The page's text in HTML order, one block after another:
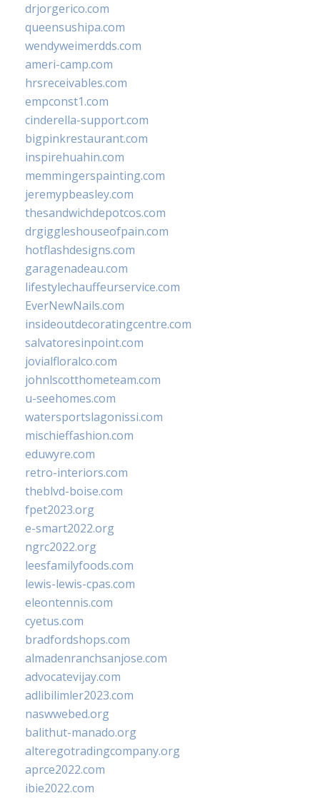
drjorgerico.com
queensushipa.com
wendyweimerdds.com
ameri-camp.com
hrsreceivables.com
empconst1.com
cinderella-support.com
bigpinkrestaurant.com
inspirehuahin.com
memmingerspainting.com
jeremypbeasley.com
thesandwichdepotcos.com
drgiggleshouseofpain.com
hotflashdesigns.com
garagenadeau.com
lifestylechauffeurservice.com
EverNewNails.com
insideoutdecoratingcentre.com
salvatoresinpoint.com
jovialfloralco.com
johnlscotthometeam.com
u-seehomes.com
watersportslagonissi.com
mischieffashion.com
eduwyre.com
retro-interiors.com
theblvd-boise.com
fpet2023.org
e-smart2022.org
ngrc2022.org
leesfamilyfoods.com
lewis-lewis-cpas.com
eleontennis.com
cyetus.com
bradfordshops.com
almadenranchsanjose.com
advocatevijay.com
adlibilimler2023.com
naswwebed.org
balithut-manado.org
alteregotradingcompany.org
aprce2022.com
ibie2022.com